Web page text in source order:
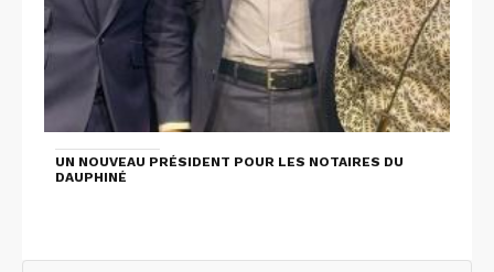
UN NOUVEAU PRÉSIDENT POUR LES NOTAIRES DU
DAUPHINÉ